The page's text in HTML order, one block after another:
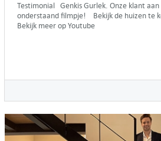
Testimonial Genkis Gurlek. Onze klant
onderstaand filmpje! Bekijk de huizen te
Bekijk meer op Youtube